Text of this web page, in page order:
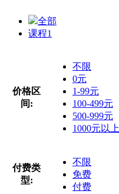
全部
课程1
价格区
间:
不限
0元
1-99元
100-499元
500-999元
1000元以上
付费类
型:
不限
免费
付费